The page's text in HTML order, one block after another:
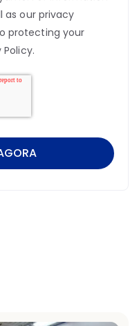
as our privacy
protecting your